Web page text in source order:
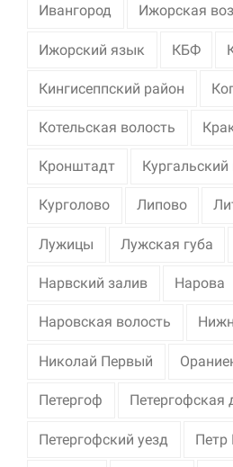
Ивангород Ижорская
Ижорский язык КБФ
Кингисеппский район
Котельская волость
Кронштадт
Курголово Липово
Лужицы Лужская губа
Нарвский залив Нарова
Наровская волость
Николай Первый
Петергоф Петергофская
Петергофский уезд Петр